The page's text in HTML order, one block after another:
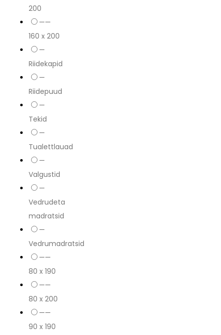
200
——
160 x 200
—
Riidekapid
—
Riidepuud
—
Tekid
—
Tualettlauad
—
Valgustid
—
Vedrudeta
madratsid
—
Vedrumadratsid
——
80 x 190
——
80 x 200
——
90 x 190